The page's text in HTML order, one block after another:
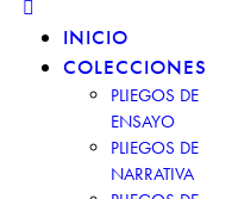
INICIO
COLECCIONES
PLIEGOS DE
ENSAYO
PLIEGOS DE
NARRATIVA